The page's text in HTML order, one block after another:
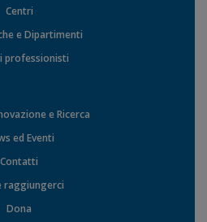
Centri
e Dipartimenti
professionisti
e Ricerca
ed Eventi
Contatti
raggiungerci
Dona